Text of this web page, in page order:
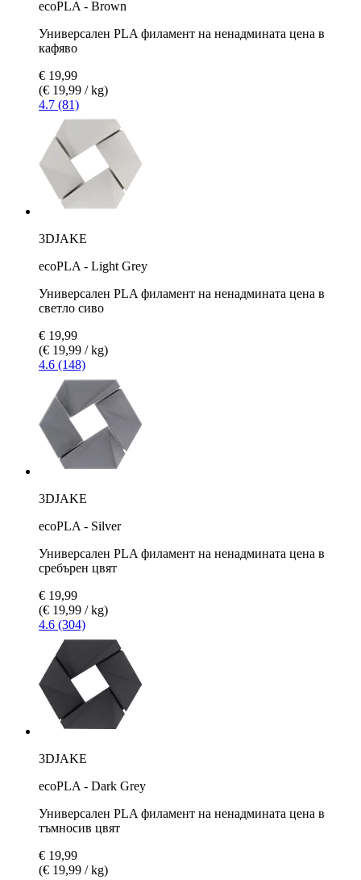
ecoPLA - Brown
Универсален PLA филамент на ненадмината цена в
кафяво
€ 19,99
(€ 19,99 / kg)
4.7 (81)
3DJAKE
ecoPLA - Light Grey
Универсален PLA филамент на ненадмината цена в
светло сиво
€ 19,99
(€ 19,99 / kg)
4.6 (148)
3DJAKE
ecoPLA - Silver
Универсален PLA филамент на ненадмината цена в
сребърен цвят
€ 19,99
(€ 19,99 / kg)
4.6 (304)
3DJAKE
ecoPLA - Dark Grey
Универсален PLA филамент на ненадмината цена в
тъмносив цвят
€ 19,99
(€ 19,99 / kg)